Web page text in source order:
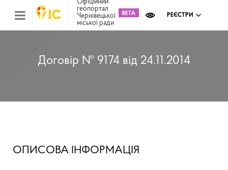
Офіційний
геопортал
Чернівецької
міської ради
РЕЄСТРИ
Договір № 9174 від 24.11.2014
ОПИСОВА ІНФОРМАЦІЯ